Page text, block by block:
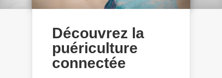
Découvrez la
puériculture
connectée